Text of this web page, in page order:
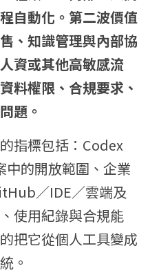
自動化。第二波價值
、知識管理與內部協
資或其他高敏感流
料權限、合規要求、
題。
指標包括：Codex
中的開放範圍、企業
／IDE／雲端及
使用紀錄與合規能
把它從個人工具變成
。